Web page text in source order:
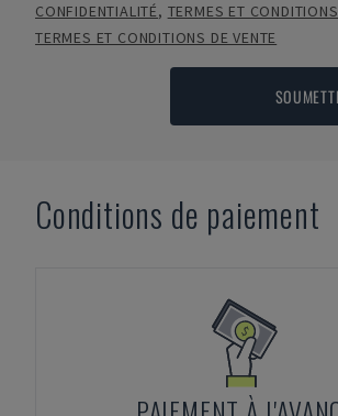
CONFIDENTIALITÉ, TERMES ET
TERMES ET CONDITIONS DE VENTE
Conditions de paiement